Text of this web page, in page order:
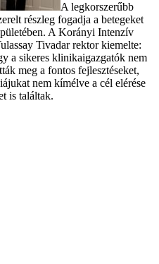
A legkorszerűbb
részleg fogadja a betegeket
A Korányi Intenzív
Tivadar rektor kiemelte:
a sikeres klinikaigazgatók nem
meg a fontos fejlesztéseket,
nem kímélve a cél elérése
is találtak.